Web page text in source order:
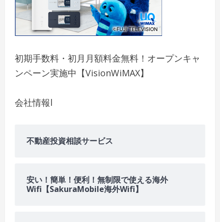
初期手数料・初月月額料金無料！オープンキャ
ンペーン実施中【VisionWiMAX】
会社情報l
不動産投資相談サービス
安い！簡単！便利！無制限で使える海外
Wifi【SakuraMobile海外Wifi】